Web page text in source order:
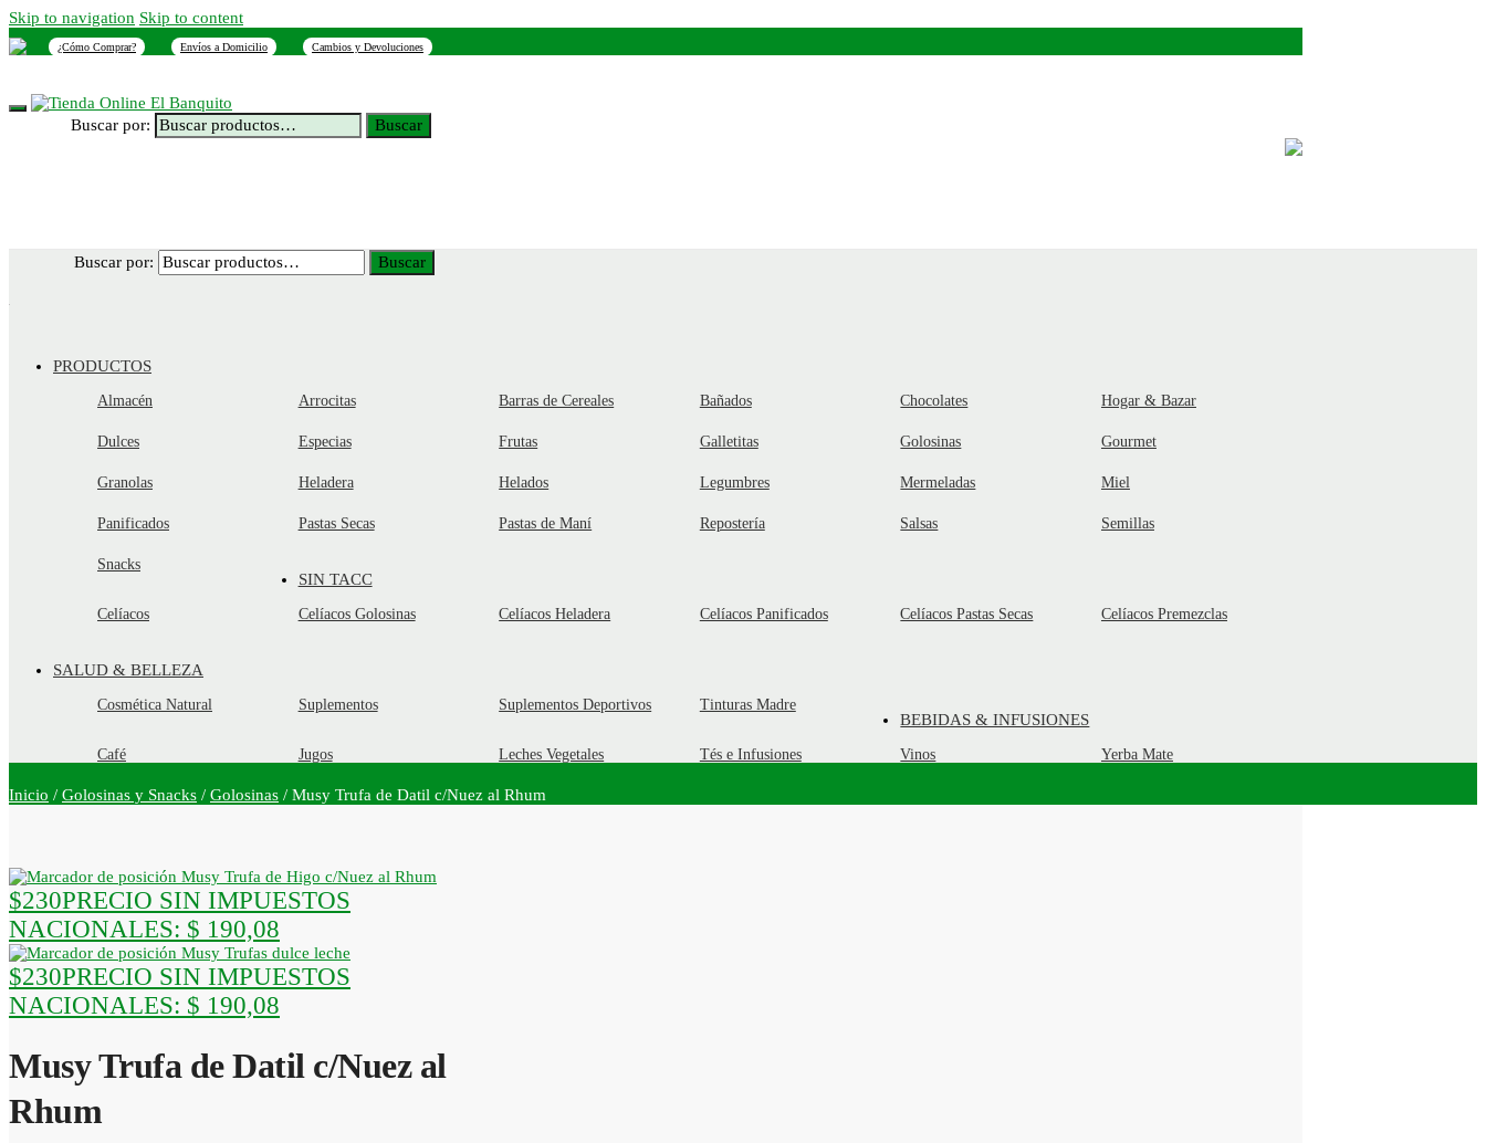
Skip to navigation Skip to content
¿Cómo Comprar? Envíos a Domicilio Cambios y Devoluciones
Buscar por: Buscar
Buscar por: Buscar
PRODUCTOS
Almacén Arrocitas Barras de Cereales Bañados Chocolates Hogar & Bazar
Dulces Especias Frutas Galletitas Golosinas Gourmet
Granolas Heladera Helados Legumbres Mermeladas Miel
Panificados Pastas Secas Pastas de Maní Repostería Salsas Semillas
Snacks
SIN TACC
Celíacos Celíacos Golosinas Celíacos Heladera Celíacos Panificados Celíacos Pastas Secas Celíacos Premezclas
SALUD & BELLEZA
Cosmética Natural Suplementos Suplementos Deportivos Tinturas Madre
BEBIDAS & INFUSIONES
Café Jugos Leches Vegetales Tés e Infusiones Vinos Yerba Mate
Inicio / Golosinas y Snacks / Golosinas / Musy Trufa de Datil c/Nuez al Rhum
Musy Trufa de Higo c/Nuez al Rhum
$230PRECIO SIN IMPUESTOS
NACIONALES: $ 190,08
Musy Trufas dulce leche
$230PRECIO SIN IMPUESTOS
NACIONALES: $ 190,08
Musy Trufa de Datil c/Nuez al
Rhum